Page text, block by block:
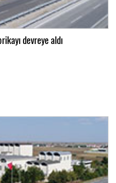
devreye aldı